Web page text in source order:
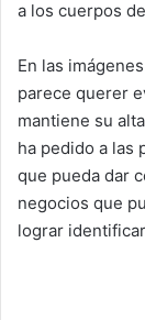
a los cuerpos
En las
parece querer
mantiene su
ha pedido a las
que pueda dar
negocios que
lograr